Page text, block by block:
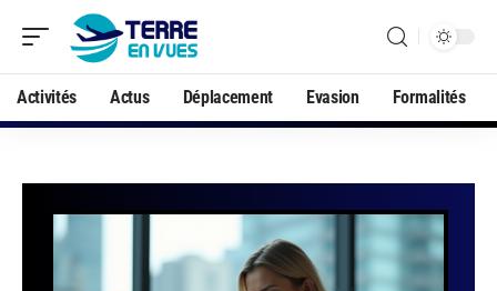
Activités Actus Déplacement Evasion Formalités